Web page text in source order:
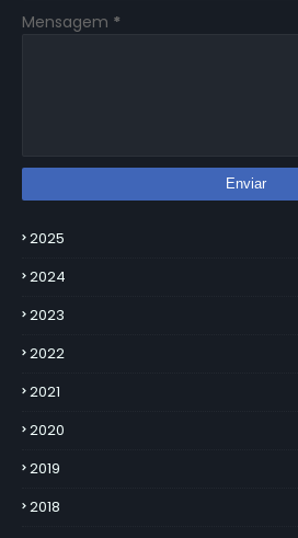
Mensagem *
2025
2024
2023
2022
2021
2020
2019
2018